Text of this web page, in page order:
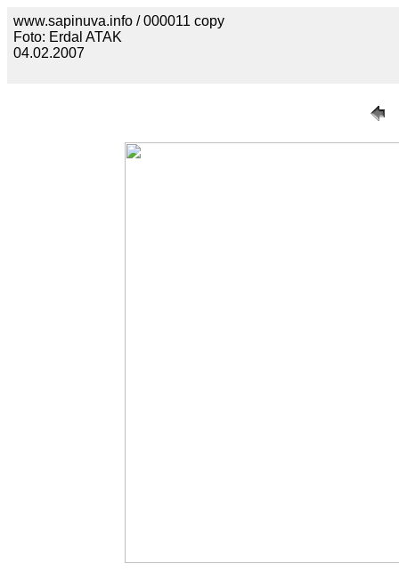
www.sapinuva.info / 000011 copy
Foto: Erdal ATAK
04.02.2007